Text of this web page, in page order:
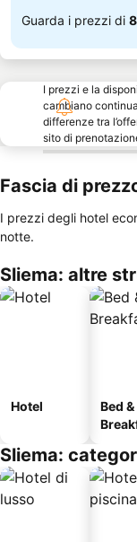
Guarda i prezzi di
I prezzi e la
cambiano
differenze tra
sito di
Fascia di
I prezzi degli hotel
notte.
Sliema: altre
Hotel
Bed &
Sliema: